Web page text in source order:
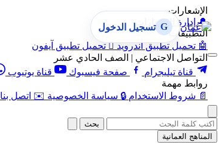
الإشعارات
🔔 إدارة الإشعارات
التطبيقات
🤖 تحميل تطبيق أندرويد  تحميل تطبيق آيفون
التواصل الاجتماعي | الصف الحادي عشر
قناة تيليجرام
صفحة فيسبوك قناة يوتيوب
روابط مهمة
📄 شروط الاستخدام 🔒 سياسة الخصوصية ✉️ اتصل بنا
G تسجيل الدخول
بحث
المناهج العمانية